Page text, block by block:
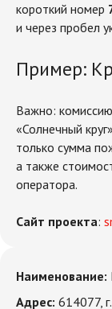
короткий номер
и через пробел
Пример:
Важно:
«Солнечный
только сумма
а также
оператора.
Сайт проекта:
Наименование:
Адрес: 614077,